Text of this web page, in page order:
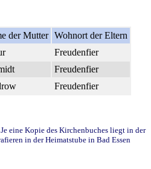
der Mutter Wohnort der Eltern
Freudenfier
Freudenfier
Freudenfier
eine Kopie des Kirchenbuches liegt in der
in der Heimatstube in Bad Essen